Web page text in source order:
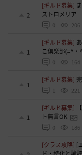
2
[ギルド募集]
ストロメリア
0 206
1
[ギルド募集]
こ倶楽部(=^・
0 164
1
[ギルド募集]
1 221
1
[ギルド募集]
ト無言OK
0 186
[クラス攻略] [